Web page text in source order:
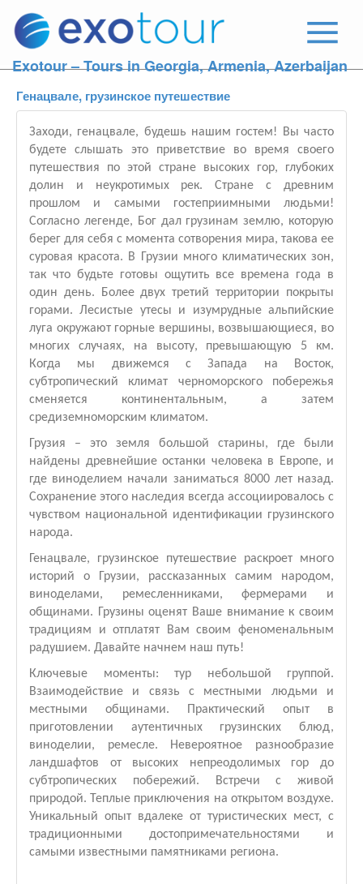
Exotour – Tours in Georgia, Armenia, Azerbaijan
Генацвале, грузинское путешествие
Заходи, генацвале, будешь нашим гостем! Вы часто
будете слышать это приветствие во время своего
путешествия по этой стране высоких гор, глубоких
долин и неукротимых рек. Стране с древним
прошлом и самыми гостеприимными людьми!
Согласно легенде, Бог дал грузинам землю, которую
берег для себя с момента сотворения мира, такова ее
суровая красота. В Грузии много климатических зон,
так что будьте готовы ощутить все времена года в
один день. Более двух третий территории покрыты
горами. Лесистые утесы и изумрудные альпийские
луга окружают горные вершины, возвышающиеся, во
многих случаях, на высоту, превышающую 5 км.
Когда мы движемся с Запада на Восток,
субтропический климат черноморского побережья
сменяется континентальным, а затем
средиземноморским климатом.
Грузия – это земля большой старины, где были
найдены древнейшие останки человека в Европе, и
где виноделием начали заниматься 8000 лет назад.
Сохранение этого наследия всегда ассоциировалось с
чувством национальной идентификации грузинского
народа.
Генацвале, грузинское путешествие раскроет много
историй о Грузии, рассказанных самим народом,
виноделами, ремесленниками, фермерами и
общинами. Грузины оценят Ваше внимание к своим
традициям и отплатят Вам своим феноменальным
радушием. Давайте начнем наш путь!
Ключевые моменты: тур небольшой группой.
Взаимодействие и связь с местными людьми и
местными общинами. Практический опыт в
приготовлении аутентичных грузинских блюд,
виноделии, ремесле. Невероятное разнообразие
ландшафтов от высоких непреодолимых гор до
субтропических побережий. Встречи с живой
природой. Теплые приключения на открытом воздухе.
Уникальный опыт вдалеке от туристических мест, с
традиционными достопримечательностями и
самыми известными памятниками региона.